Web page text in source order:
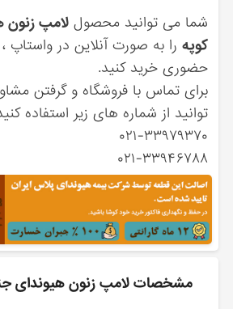
شما می توانید محصوللامپ
کوپه را به صورت آنلاین در واستاپ
حضوری خرید کنید.
برای تماس با فروشگاه و گرفتن
توانید از شماره های زیر استفاده
۰۲۱-۳۳۹۷۹۳۷۰
۰۲۱-۳۳۹۴۶۷۸۸
مشخصات لامپ زنون هیوندای